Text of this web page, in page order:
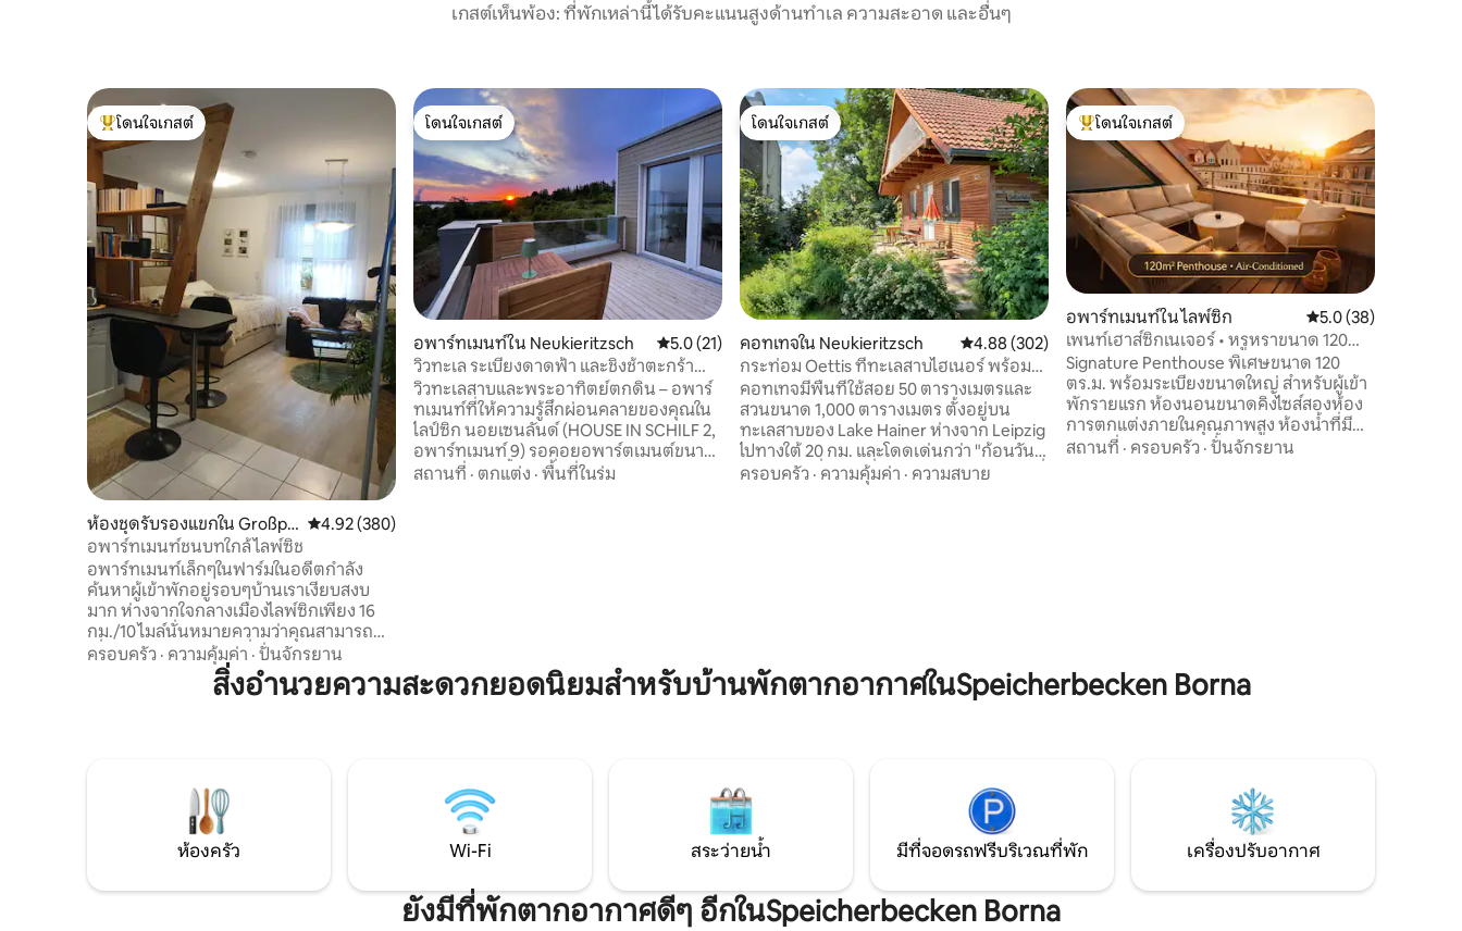
เกสต์เห็นพ้อง: ที่พักเหล่านี้ได้รับคะแนนสูงด้านทำเล ความสะอาด และอื่นๆ
โดนใจเกสต์ที่สุด
โดนใจเกสต์
ห้องชุดรับรองแขกใน Großpö
sna
คะแนนเฉลี่ย 4.92 จาก 5, 380 รีวิว
4.92 (380)
อพาร์ทเมนท์ชนบทใกล้ไลพ์ซิช
อพาร์ทเมนท์เล็กๆในฟาร์มในอดีตกำลัง
ค้นหาผู้เข้าพักอยู่รอบๆบ้านเราเงียบสงบ
มาก ห่างจากใจกลางเมืองไลพ์ซิกเพียง 16
กม./10 ไมล์นั่นหมายความว่าคุณสามารถ
เยี่ยมชมเมืองเยอรมันที่สวยงามในช่วงกลาง
วันและผ่อนคลายบนกองไฟในตอนเย็นหรือ
มีบาร์บีคิว... ห้องครัวขนาดเล็กมีทุกสิ่งทุก
เพียง 1 กม. 200 เมตรคุณจะพบสวน
สาธารณะดีๆที่จะได้ยินเสียงนกร้องหรือชม
สัตว์อื่นๆ ธรรมชาติบริสุทธิ์ ตรงในเหมืองพื้น
ผิวเก่าคุณสามารถขี่จักรยานควอดได้ แถวนี้
มีไซเคิลเวย์เตรียมไว้อย่างดีนั่นหมายความ
ว่าคุณสามารถขอจักรยานจากเราได้ตลอด
ครอบครัว · ความคุ้มค่า · ปั่นจักรยาน
โดนใจเกสต์
โดนใจเกสต์
อพาร์ทเมนท์ใน Neukieritzsch คะแนนเฉลี่ย 5.0 จาก 5, 21 รีวิว
5.0 (21)
วิวทะเล ระเบียงดาดฟ้า และชิงช้าตะกร้า
ภายในอาคาร
วิวทะเลสาบและพระอาทิตย์ตกดิน – อพาร์
ทเมนท์ที่ให้ความรู้สึกผ่อนคลายของคุณใน
ไลป์ซิก นอยเซนลันด์ (HOUSE IN SCHILF 2,
อพาร์ทเมนท์ 9) รอคอยอพาร์ตเมนต์ขนาด
63 ตร.ม. บนชั้นบนที่ตกแต่งสไตล์โมเดิร์น
สถานที่ · ตกแต่ง · พื้นที่ในร่ม
โดนใจเกสต์
โดนใจเกสต์
คอทเทจใน Neukieritzsch คะแนนเฉลี่ย 4.88 จาก 5, 302 รีวิว
4.88 (302)
กระท่อม Oettis ที่ทะเลสาบไฮเนอร์ พร้อม
เตาผิง+เรือแคนู+จักรยาน
คอทเทจมีพื้นที่ใช้สอย 50 ตารางเมตรและ
สวนขนาด 1,000 ตารางเมตร ตั้งอยู่บน
ทะเลสาบของ Lake Hainer ห่างจาก Leipzig
ไปทางใต้ 20 กม. และโดดเด่นกว่า "ก้อนวัน
หยุด" ใหม่ที่เหลือเนื่องจากเสน่ห์ของเคบินที่
เก่ากว่า แทนที่จะเป็นเฟอร์นิเจอร์ไม้วีเนียร์
ครอบครัว · ความคุ้มค่า · ความสบาย
โดนใจเกสต์ที่สุด
โดนใจเกสต์
อพาร์ทเมนท์ใน ไลพ์ซิก คะแนนเฉลี่ย 5.0 จาก
5.0 (38)
เพนท์เฮาส์ซิกเนเจอร์ • หรูหราขนาด 120
ตร.ม. • ระเบียง
Signature Penthouse พิเศษขนาด 120
ตร.ม. พร้อมระเบียงขนาดใหญ่ สำหรับผู้เข้า
พักรายแรก ห้องนอนขนาดคิงไซส์สองห้อง
การตกแต่งภายในคุณภาพสูง ห้องน้ำที่มี
สไตล์พร้อมห้องอาบน้ำแบบวอล์คอินและ
สถานที่ · ครอบครัว · ปั่นจักรยาน
สิ่งอำนวยความสะดวกยอดนิยมสำหรับบ้านพักตากอากาศในSpeicherbecken Borna
ห้องครัว Wi-Fi สระว่ายน้ำ มีที่จอดรถฟรีบริเวณที่พัก เครื่องปรับอากาศ
ยังมีที่พักตากอากาศดีๆ อีกในSpeicherbecken Borna